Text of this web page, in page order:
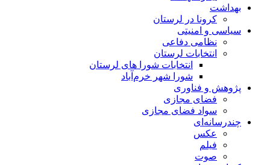
بهداشت
کرونا در لرستان
سیاسی و امنیتی
نظامی دفاعی
انتخابات لرستان
انتخابات شورا های لرستان
شورا شهر خرم‌آباد
پژوهش و فناوری
فضای مجازی
سواد فضای مجازی
چندرسانه‌ای
عكس
فیلم
صوت